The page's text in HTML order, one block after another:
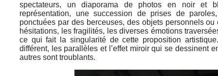
spectateurs, un diaporama de photos en noir et
représentation, une succession de prises de
ponctuées par des berceuses, des objets personnels
hésitations, les fragilités, les diverses émotions
ce qui fait la singularité de cette proposition
différent, les parallèles et l’effet miroir qui se dessinent
autres sont troublants.